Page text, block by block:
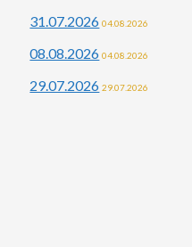
31.07.2026 04.08.2026
08.08.2026 04.08.2026
29.07.2026 29.07.2026